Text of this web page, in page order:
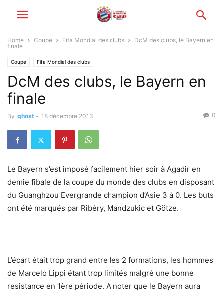
Home Coupe Fifa Mondial des clubs
DcM des clubs, le Bayern en
finale
Coupe Fifa Mondial des clubs
DcM des clubs, le Bayern en
finale
By ghost - 18 décembre 2013 0
Le Bayern s’est imposé facilement hier soir à Agadir en
demie fibale de la coupe du monde des clubs en disposant
du Guanghzou Evergrande champion d’Asie 3 à 0. Les buts
ont été marqués par Ribéry, Mandzukic et Götze.
L’écart était trop grand entre les 2 formations, les hommes
de Marcelo Lippi étant trop limités malgré une bonne
resistance en 1ère période. A noter que le Bayern aura